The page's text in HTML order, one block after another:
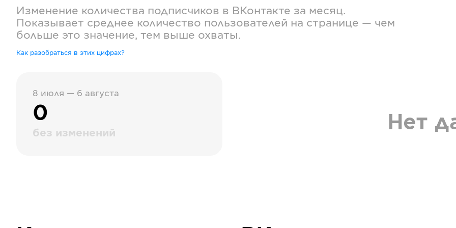
Изменение количества подписчиков в ВКонтакте за месяц.
Показывает среднее количество пользователей на странице — чем
больше это значение, тем выше охваты.
Как разобраться в этих цифрах?
8 июля — 6 августа
0
без изменений Нет